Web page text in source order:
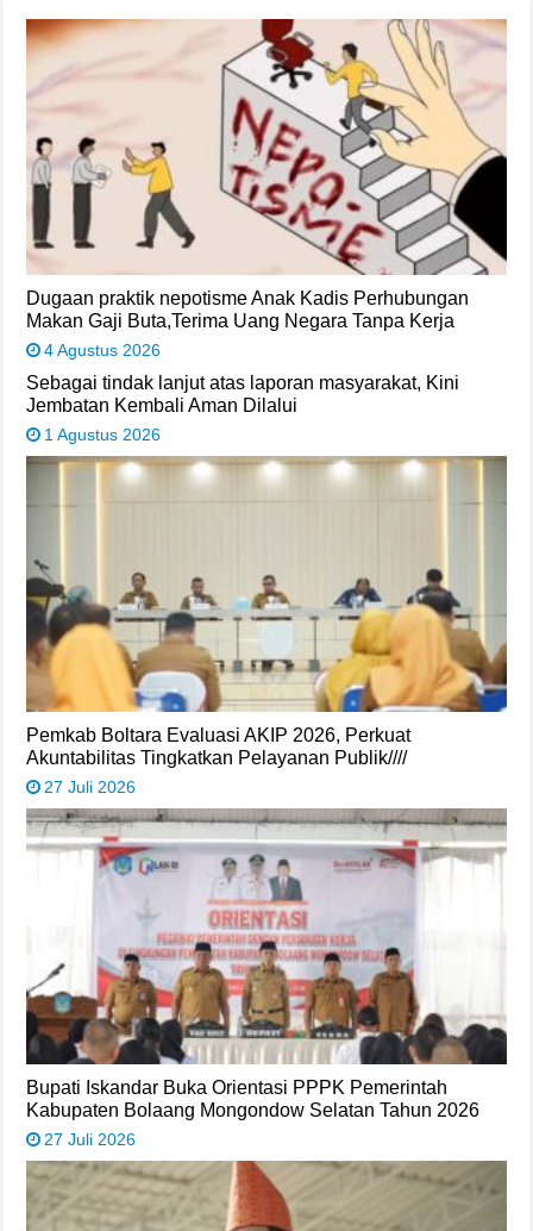
Dugaan praktik nepotisme Anak Kadis Perhubungan
Makan Gaji Buta,Terima Uang Negara Tanpa Kerja
4 Agustus 2026
Sebagai tindak lanjut atas laporan masyarakat, Kini
Jembatan Kembali Aman Dilalui
1 Agustus 2026
Pemkab Boltara Evaluasi AKIP 2026, Perkuat
Akuntabilitas Tingkatkan Pelayanan Publik////
27 Juli 2026
Bupati Iskandar Buka Orientasi PPPK Pemerintah
Kabupaten Bolaang Mongondow Selatan Tahun 2026
27 Juli 2026